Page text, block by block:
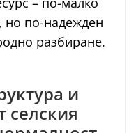
но по-надежден
разбиране.
и
селския